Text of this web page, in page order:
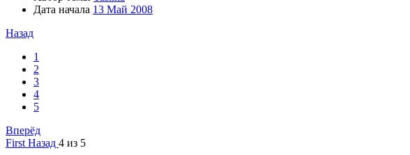
Дата начала 13 Май 2008
Назад
1
2
3
4
5
Вперёд
First Назад 4 из 5